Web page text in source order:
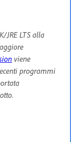
JRE LTS alla
viene
programmi